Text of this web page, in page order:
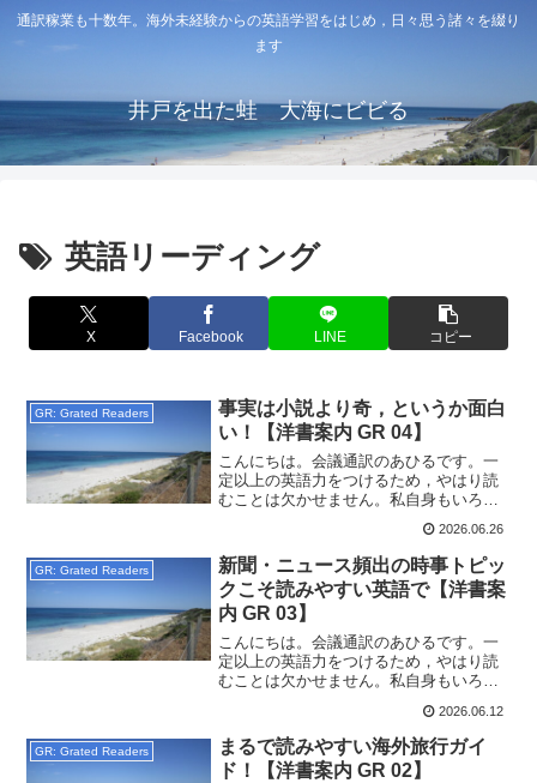
通訳稼業も十数年。海外未経験からの英語学習をはじめ，日々思う諸々を綴り
ます
井戸を出た蛙 大海にビビる
英語リーディング
X Facebook LINE コピー
GR: Grated Readers
事実は小説より奇，というか面白
い！【洋書案内 GR 04】
こんにちは。会議通訳のあひるです。一
定以上の英語力をつけるため，やはり読
むことは欠かせません。私自身もいろい
ろと試してきた中で，しばらくGR:
Grated Readers，つまり英語学習者向け
のもので読みやすいものをまとめてご紹
介していま...
2026.06.26
GR: Grated Readers
新聞・ニュース頻出の時事トピッ
クこそ読みやすい英語で【洋書案
内 GR 03】
こんにちは。会議通訳のあひるです。一
定以上の英語力をつけるため，やはり読
むことは欠かせません。私自身もいろい
Grated Readers，つまり英語学習者向け
のもので読みやすいものをまとめてご紹
介していま...
2026.06.12
GR: Grated Readers
まるで読みやすい海外旅行ガイ
ド！【洋書案内 GR 02】